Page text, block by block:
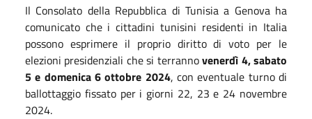
Il Consolato della Repubblica di Tunisia a Genova ha
comunicato che i cittadini tunisini residenti in Italia
possono esprimere il proprio diritto di voto per le
elezioni presidenziali che si terrannovenerdì 4, sabato
5 e domenica 6 ottobre 2024, con eventuale turno di
ballottaggio fissato per i giorni 22, 23 e 24 novembre
2024.